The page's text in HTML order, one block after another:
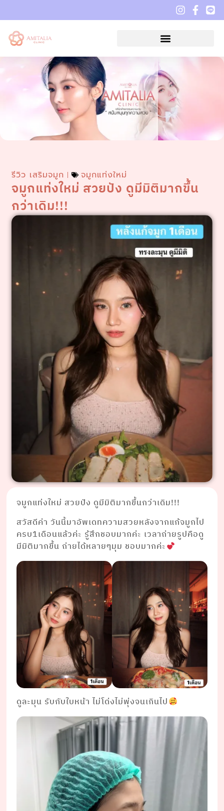
รีวิว เสริมจมูก จมูกแท่งใหม่
จมูกแท่งใหม่ สวยปัง ดูมีมิติมากขึ้น
กว่าเดิม!!!
จมูกแท่งใหม่ สวยปัง ดูมีมิติมากขึ้นกว่าเดิม!!!
สวัสดีค่า วันนี้มาอัพเดทความสวยหลังจากแก้จมูกไป
ครบ1เดือนแล้วค่ะ รู้สึกชอบมากค่ะ เวลาถ่ายรูปคือดู
มีมิติมากขึ้น ถ่ายได้หลายๆมุม ชอบมากค่ะ
ดูละมุน รับกับใบหน้า ไม่โด่งไม่พุ่งจนเกินไป